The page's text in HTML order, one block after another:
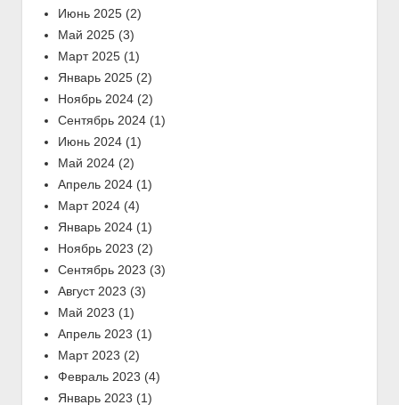
Июнь 2025(2)
Май 2025(3)
Март 2025(1)
Январь 2025(2)
Ноябрь 2024(2)
Сентябрь 2024(1)
Июнь 2024(1)
Май 2024(2)
Апрель 2024(1)
Март 2024(4)
Январь 2024(1)
Ноябрь 2023 (2)
Сентябрь 2023 (3)
Август 2023 (3)
Май 2023 (1)
Апрель 2023 (1)
Март 2023 (2)
Февраль 2023 (4)
Январь 2023 (1)